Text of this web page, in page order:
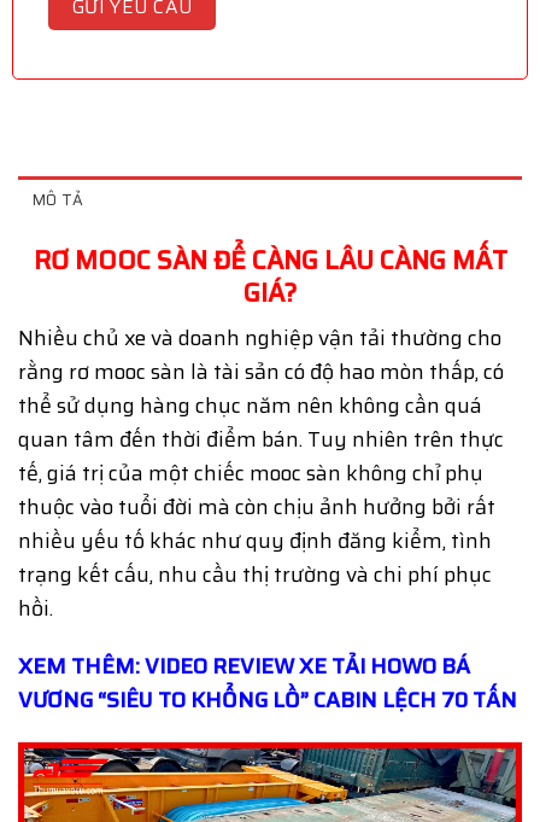
MÔ TẢ
RƠ MOOC SÀN ĐỂ CÀNG LÂU CÀNG MẤT
GIÁ?
Nhiều chủ xe và doanh nghiệp vận tải thường cho
rằng rơ mooc sàn là tài sản có độ hao mòn thấp, có
thể sử dụng hàng chục năm nên không cần quá
quan tâm đến thời điểm bán. Tuy nhiên trên thực
tế, giá trị của một chiếc mooc sàn không chỉ phụ
thuộc vào tuổi đời mà còn chịu ảnh hưởng bởi rất
nhiều yếu tố khác như quy định đăng kiểm, tình
trạng kết cấu, nhu cầu thị trường và chi phí phục
hồi.
XEM THÊM: VIDEO REVIEW XE TẢI HOWO BÁ
VƯƠNG “SIÊU TO KHỔNG LỒ” CABIN LỆCH 70 TẤN